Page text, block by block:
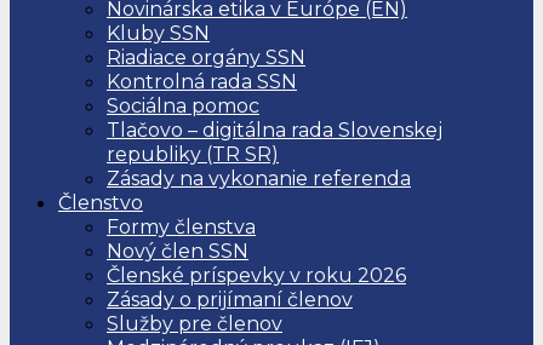
Novinárska etika v Európe (EN)
Kluby SSN
Riadiace orgány SSN
Kontrolná rada SSN
Sociálna pomoc
Tlačovo – digitálna rada Slovenskej
republiky (TR SR)
Zásady na vykonanie referenda
Členstvo
Formy členstva
Nový člen SSN
Členské príspevky v roku 2026
Zásady o prijímaní členov
Služby pre členov